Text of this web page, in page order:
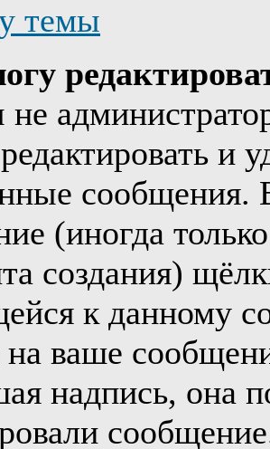
темы
и
сообщения.
(иногда
создания)
к данному
на ваше
надпись, она